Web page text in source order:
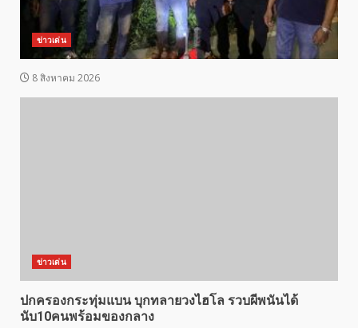
ข่าวเด่น
8 สิงหาคม 2026
ข่าวเด่น
ปกครองกระทุ่มแบน บุกทลายวงไฮโล รวบผีพนันได้
นับ10คนพร้อมของกลาง